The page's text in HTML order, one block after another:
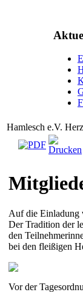
Hamlesch e.V.
Auf die Einladung
Der Tradition der
den
bei den fleißigen
Vor der